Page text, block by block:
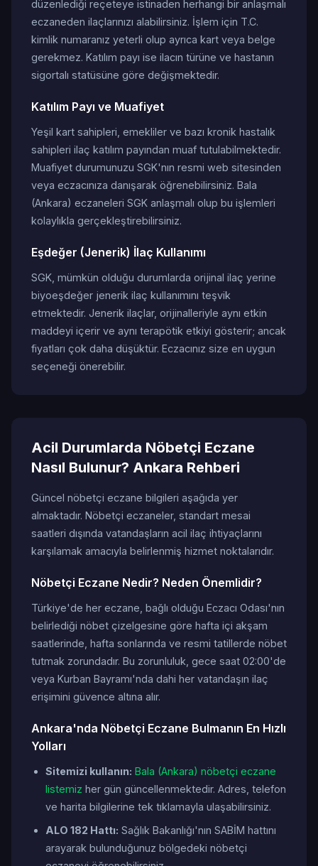
düzenlediği reçeteye istinaden herhangi bir anlaşmalı
eczaneden ilaçlarınızı alabilirsiniz. İşlem için T.C.
kimlik numaranız yeterli olup ayrıca kart veya belge
gerekmez. Katılım payı ise ilacın türüne ve hastanın
sigortalı statüsüne göre değişmektedir.
Katılım Payı ve Muafiyet
Yeşil kart sahipleri, emekliler ve bazı kronik hastalık
sahipleri ilaç katılım payından muaf tutulabilmektedir.
Muafiyet durumunuzu SGK'nın resmi web sitesinden
veya eczacınıza danışarak öğrenebilirsiniz. Bala
(Ankara) eczaneleri SGK anlaşmalı olup bu işlemleri
kolaylıkla gerçekleştirebilirsiniz.
Eşdeğer (Jenerik) İlaç Kullanımı
SGK, mümkün olduğu durumlarda orijinal ilaç yerine
biyoeşdeğer jenerik ilaç kullanımını teşvik
etmektedir. Jenerik ilaçlar, orijinalleriyle aynı etkin
maddeyi içerir ve aynı terapötik etkiyi gösterir; ancak
fiyatları çok daha düşüktür. Eczacınız size en uygun
seçeneği önerebilir.
Acil Durumlarda Nöbetçi Eczane
Nasıl Bulunur? Ankara Rehberi
Güncel nöbetçi eczane bilgileri aşağıda yer
almaktadır. Nöbetçi eczaneler, standart mesai
saatleri dışında vatandaşların acil ilaç ihtiyaçlarını
karşılamak amacıyla belirlenmiş hizmet noktalarıdır.
Nöbetçi Eczane Nedir? Neden Önemlidir?
Türkiye'de her eczane, bağlı olduğu Eczacı Odası'nın
belirlediği nöbet çizelgesine göre hafta içi akşam
saatlerinde, hafta sonlarında ve resmi tatillerde nöbet
tutmak zorundadır. Bu zorunluluk, gece saat 02:00'de
veya Kurban Bayramı'nda dahi her vatandaşın ilaç
erişimini güvence altına alır.
Ankara'nda Nöbetçi Eczane Bulmanın En Hızlı
Yolları
Sitemizi kullanın: Bala (Ankara) nöbetçi eczane
listemiz her gün güncellenmektedir. Adres, telefon
ve harita bilgilerine tek tıklamayla ulaşabilirsiniz.
ALO 182 Hattı: Sağlık Bakanlığı'nın SABİM hattını
arayarak bulunduğunuz bölgedeki nöbetçi